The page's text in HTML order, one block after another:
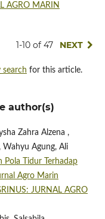
AGRO MARIN
1-10 of 47 NEXT
search for this article.
author(s)
Zahra Alzena ,
Wahyu Agung, Ali
Pola Tidur Terhadap
Agro Marin
JURNAL AGRO